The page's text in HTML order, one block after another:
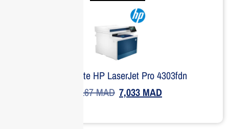
Imprimante HP LaserJet Pro 4303fdn
9,167MAD 7,033 MAD